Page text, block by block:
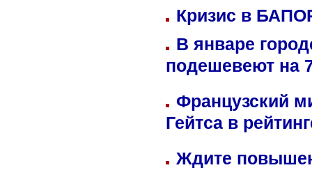
Кризис в
В январе
подешевеют на
Французский
Гейтса в
Ждите